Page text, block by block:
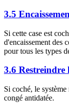
3.5
Si cette case est
d'encaissement des
pour tous les types
3.6 Restreindre
Si coché, le
congé antidatée.